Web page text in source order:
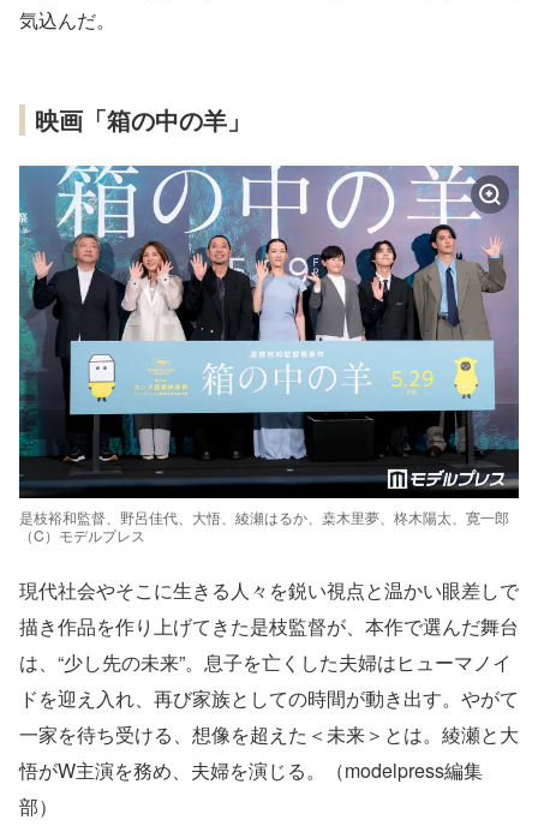
気込んだ。
映画「箱の中の羊」
是枝裕和監督、野呂佳代、大悟、綾瀬はるか、桒木里夢、柊木陽太、寛一郎
（C）モデルプレス
現代社会やそこに生きる人々を鋭い視点と温かい眼差しで
描き作品を作り上げてきた是枝監督が、本作で選んだ舞台
は、“少し先の未来”。息子を亡くした夫婦はヒューマノイ
ドを迎え入れ、再び家族としての時間が動き出す。やがて
一家を待ち受ける、想像を超えた＜未来＞とは。綾瀬と大
悟がW主演を務め、夫婦を演じる。（modelpress編集
部）